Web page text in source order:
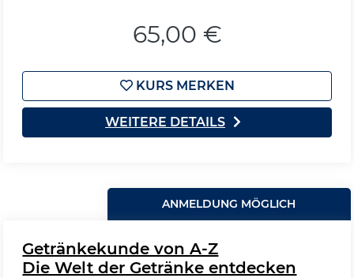
65,00 €
KURS MERKEN
WEITERE DETAILS
ANMELDUNG MÖGLICH
Getränkekunde von A-Z
Die Welt der Getränke entdecken